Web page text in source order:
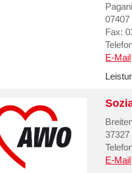
Fax:
E-Mail
37327
E-Mail